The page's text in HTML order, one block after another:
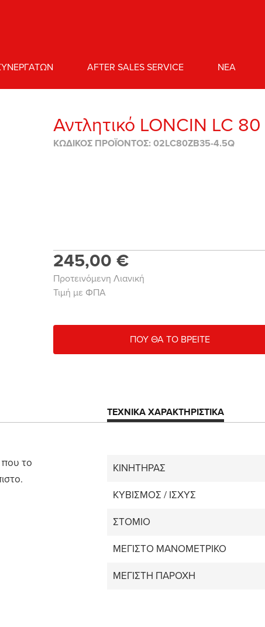
AFTER SALES SERVICE NEA
Αντλητικό LONCIN LC 80
ΚΩΔΙΚΟΣ ΠΡΟΪΟΝΤΟΣ: 02LC80ZB35-4.5Q
245,00 €
Προτεινόμενη Λιανική
Τιμή με ΦΠΑ
ΠΟΥ ΘΑ ΤΟ ΒΡΕΙΤΕ
ΤΕΧΝΙΚΑ ΧΑΡΑΚΤΗΡΙΣΤΙΚΑ
που το
ΚΙΝΗΤΗΡΑΣ
KYBIΣΜΟΣ / ΙΣΧΥΣ
ΣΤΟΜΙΟ
ΜΕΓΙΣΤΟ ΜΑΝΟΜΕΤΡΙΚΟ
ΜΕΓΙΣΤΗ ΠΑΡΟΧΗ